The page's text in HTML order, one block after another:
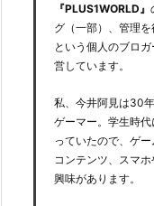
『PLUS1WORLD』
グ（一部）、管理
という個人のブロ
営しています。
私、今井阿見は30
ゲーマー。学生時
っていたので、ゲ
コンテンツ、スマ
興味があります。